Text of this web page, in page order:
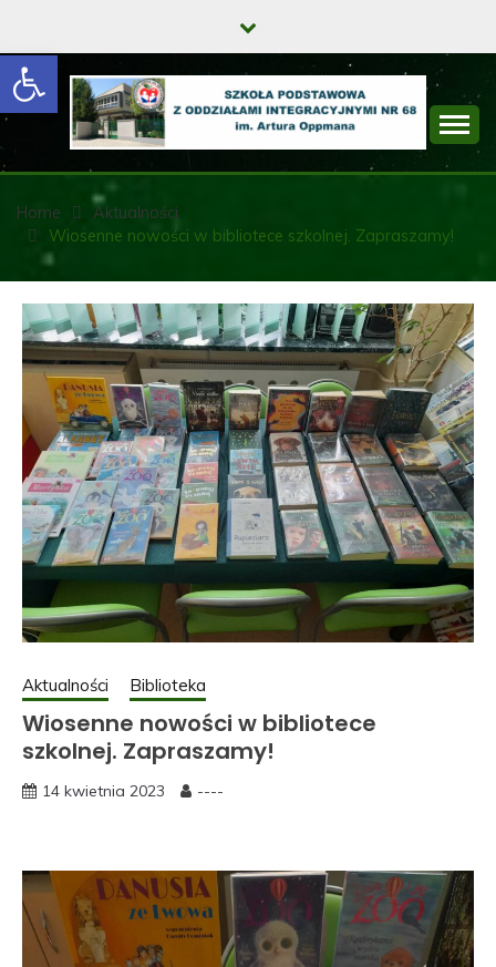
Open toolbar
content
SZKOŁA
PODSTAWOWA Z
ODDZIAŁAMI
INTEGRACYJNYMI
NR 68 IM. ARTURA
OPPMANA
Home
Aktualności
Wiosenne nowości w bibliotece szkolnej. Zapraszamy!
Aktualności Biblioteka
Wiosenne nowości w bibliotece
szkolnej. Zapraszamy!
14 kwietnia 2023 ----